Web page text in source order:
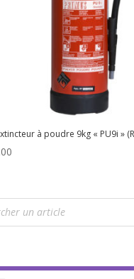
à poudre 9kg « PU9i »